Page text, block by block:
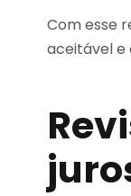
Com esse
aceitável e